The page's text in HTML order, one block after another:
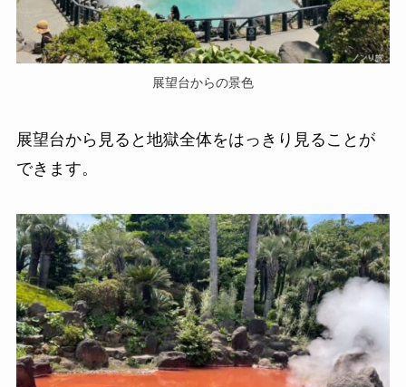
展望台からの景色
展望台から見ると地獄全体をはっきり見ることが
できます。